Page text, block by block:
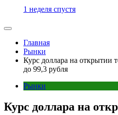
1 неделя спустя
Главная
Рынки
Курс доллара на открытии
до 99,3 рубля
Рынки
Курс доллара на